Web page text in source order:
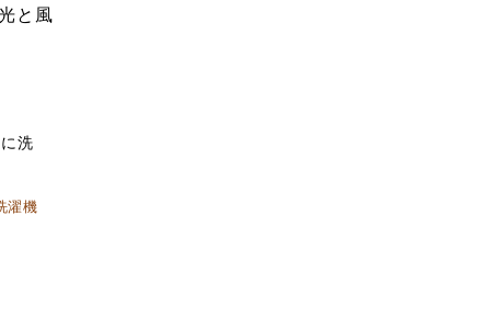
と風
濯機